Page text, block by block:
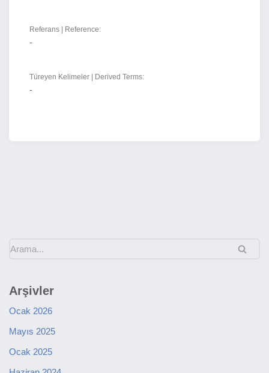
Referans | Reference:
-
Türeyen Kelimeler | Derived Terms:
-
Arşivler
Ocak 2026
Mayıs 2025
Ocak 2025